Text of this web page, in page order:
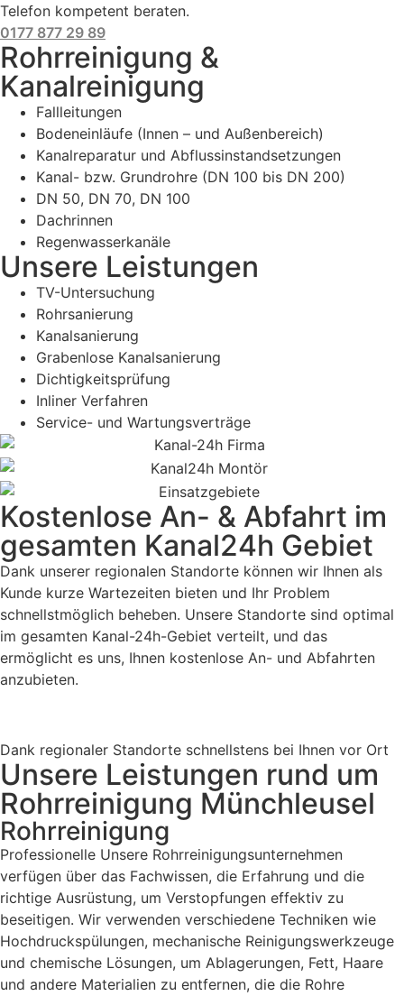
Telefon kompetent beraten.
0177 877 29 89
Rohrreinigung &
Kanalreinigung
Fallleitungen
Bodeneinläufe (Innen – und Außenbereich)
Kanalreparatur und Abflussinstandsetzungen
Kanal- bzw. Grundrohre (DN 100 bis DN 200)
DN 50, DN 70, DN 100
Dachrinnen
Regenwasserkanäle
Unsere Leistungen
TV-Untersuchung
Rohrsanierung
Kanalsanierung
Grabenlose Kanalsanierung
Dichtigkeitsprüfung
Inliner Verfahren
Service- und Wartungsverträge
Kostenlose An- & Abfahrt im
gesamten Kanal24h Gebiet
Dank unserer regionalen Standorte können wir Ihnen als
Kunde kurze Wartezeiten bieten und Ihr Problem
schnellstmöglich beheben. Unsere Standorte sind optimal
im gesamten Kanal-24h-Gebiet verteilt, und das
ermöglicht es uns, Ihnen kostenlose An- und Abfahrten
anzubieten.
Dank regionaler Standorte schnellstens bei Ihnen vor Ort
Unsere Leistungen rund um
Rohrreinigung Münchleusel
Rohrreinigung
Professionelle Unsere Rohrreinigungsunternehmen
verfügen über das Fachwissen, die Erfahrung und die
richtige Ausrüstung, um Verstopfungen effektiv zu
beseitigen. Wir verwenden verschiedene Techniken wie
Hochdruckspülungen, mechanische Reinigungswerkzeuge
und chemische Lösungen, um Ablagerungen, Fett, Haare
und andere Materialien zu entfernen, die die Rohre